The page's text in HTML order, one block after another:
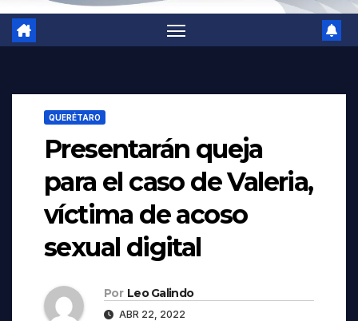
QUERÉTARO
Presentarán queja
para el caso de Valeria,
víctima de acoso
sexual digital
Por Leo Galindo
ABR 22, 2022